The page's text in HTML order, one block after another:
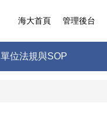
單位法規與SOP
海大首頁 管理後台